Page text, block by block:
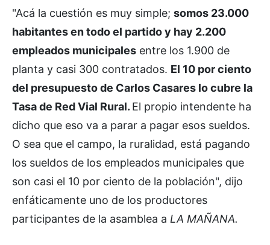
"Acá la cuestión es muy simple; somos 23.000
habitantes en todo el partido y hay 2.200
empleados municipales entre los 1.900 de
planta y casi 300 contratados. El 10 por ciento
del presupuesto de Carlos Casares lo cubre la
Tasa de Red Vial Rural. El propio intendente ha
dicho que eso va a parar a pagar esos sueldos.
O sea que el campo, la ruralidad, está pagando
los sueldos de los empleados municipales que
son casi el 10 por ciento de la población", dijo
enfáticamente uno de los productores
participantes de la asamblea a LA MAÑANA.